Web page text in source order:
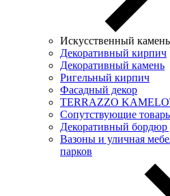
Искусственный
Декоративный кирпич
Декоративный камень
Ригельный кирпич
Фасадный декор
TERRAZZO
Сопутствующие
Декоративный бордюр
Вазоны и уличная
парков